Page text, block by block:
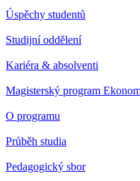
Úspěchy studentů
Studijní oddělení
Kariéra & absolventi
Magisterský program
O programu
Průběh studia
Pedagogický sbor